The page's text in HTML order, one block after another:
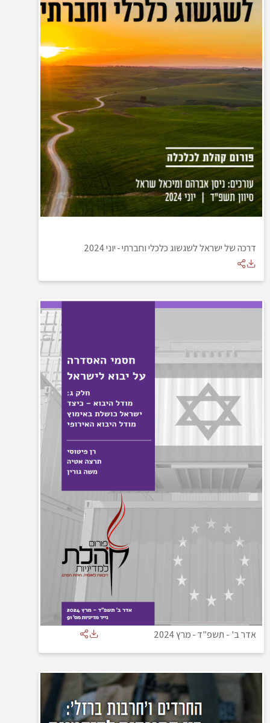
דרכה של ישראל לשגשוג כלכלי וחברתי-יוני 2024
אדר ב' - תשפ"ד-מרץ 2024